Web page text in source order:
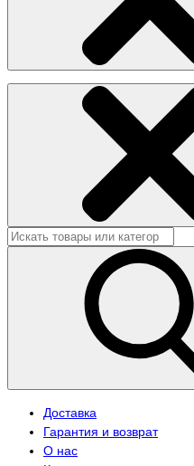
Доставка
Гарантия и возврат
О нас